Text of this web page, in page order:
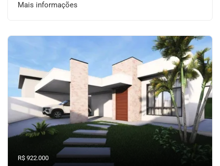
Mais informações
R$ 922.000